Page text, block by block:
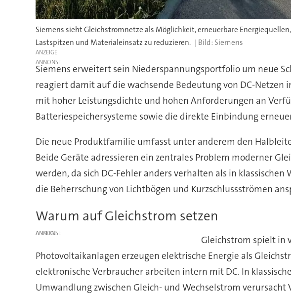
Siemens sieht Gleichstromnetze als Möglichkeit, erneuerbare
Lastspitzen und Materialeinsatz zu reduzieren.
Siemens
ANZEIGE
Siemens erweitert sein Niederspannungsportfolio um neue
reagiert damit auf die wachsende Bedeutung von DC-
mit hoher Leistungsdichte und hohen Anforderungen an
Batteriespeichersysteme sowie die direkte Einbindung
Die neue Produktfamilie umfasst unter anderem den
Beide Geräte adressieren ein zentrales Problem moderner
werden, da sich DC-Fehler anders verhalten als in
die Beherrschung von Lichtbögen und Kurzschlussströmen
Warum auf Gleichstrom setzen
ANZEIGE
Gleichstrom spielt in
Photovoltaikanlagen erzeugen elektrische Energie als
elektronische Verbraucher arbeiten intern mit DC. In
Umwandlung zwischen Gleich- und Wechselstrom